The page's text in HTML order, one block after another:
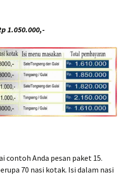
1.050.000,-
contoh Anda pesan paket 15.
70 nasi kotak. Isi dalam nasi